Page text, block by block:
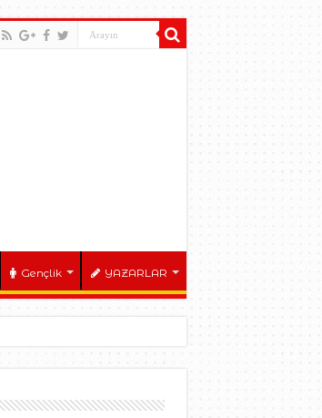
Gençlik YAZARLAR
Hamit Baldemir